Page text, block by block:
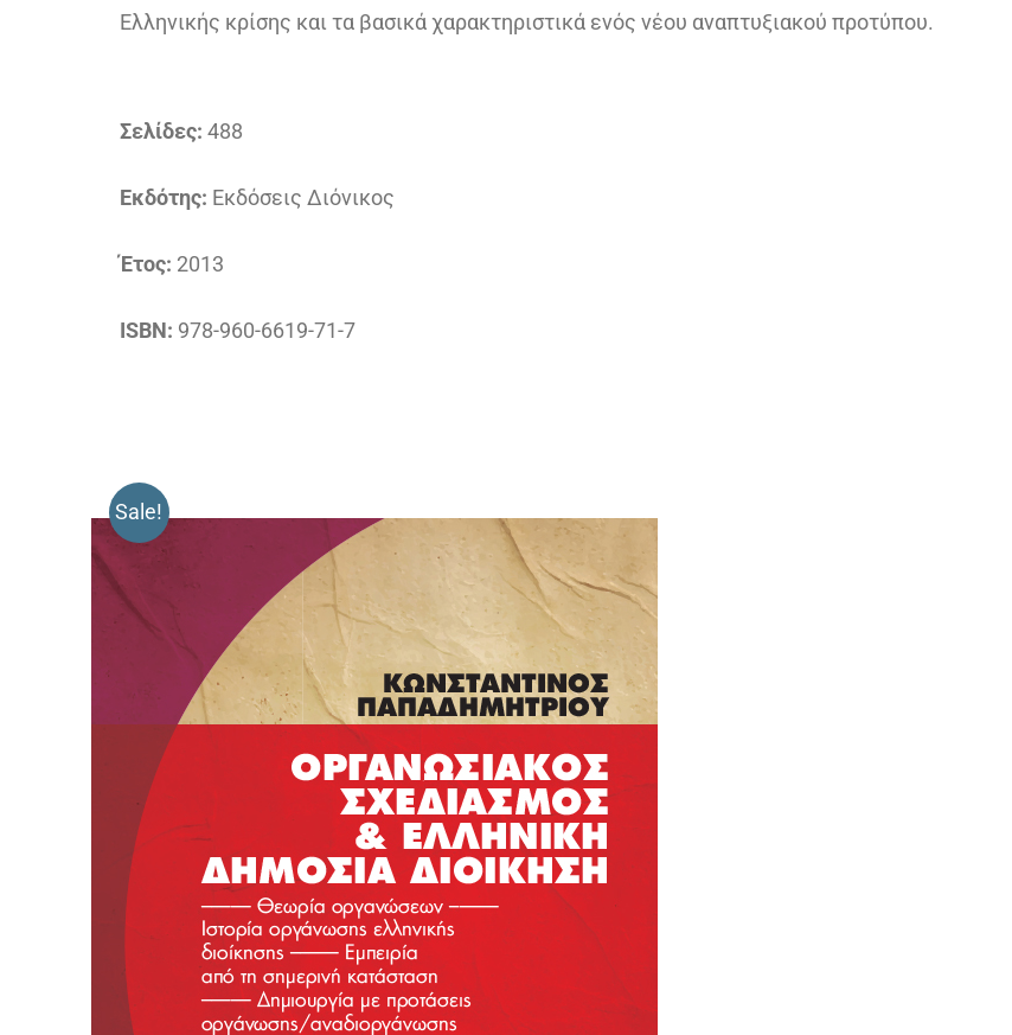
Ελληνικής κρίσης και τα βασικά χαρακτηριστικά ενός νέου αναπτυξιακού προτύπου.
Σελίδες: 488
Εκδότης: Εκδόσεις Διόνικος
Έτος: 2013
ISBN: 978-960-6619-71-7
Sale!